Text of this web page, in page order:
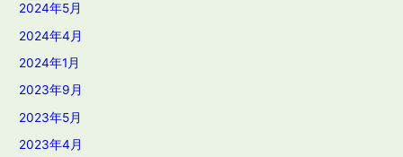
2024年5月
2024年4月
2024年1月
2023年9月
2023年5月
2023年4月